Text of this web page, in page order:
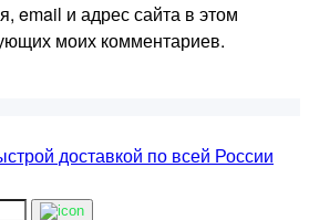
email и адрес сайта в этом
моих комментариев.
доставкой по всей России